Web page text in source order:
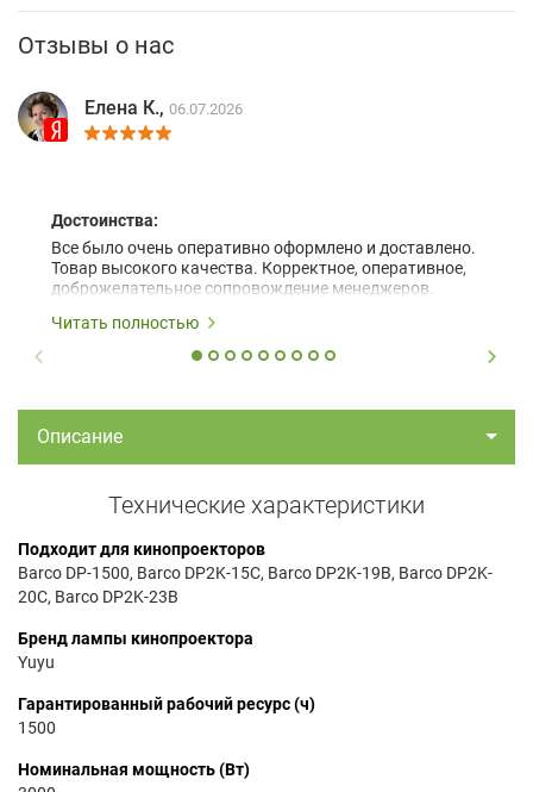
Отзывы о нас
Елена К., 06.07.2026
Достоинства:
Все было очень оперативно оформлено и доставлено.
Товар высокого качества. Корректное, оперативное,
доброжелательное сопровождение менеджеров.
Читать полностью
Описание
Технические характеристики
Подходит для кинопроекторов
Barco DP-1500, Barco DP2K-15C, Barco DP2K-19B, Barco DP2K-
20C, Barco DP2K-23B
Бренд лампы кинопроектора
Yuyu
Гарантированный рабочий ресурс (ч)
1500
Номинальная мощность (Вт)